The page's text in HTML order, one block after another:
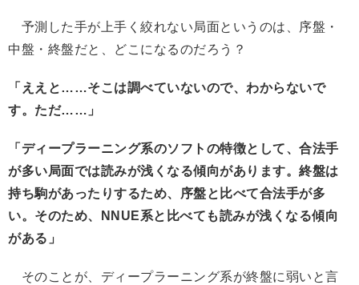
予測した手が上手く絞れない局面というのは、序盤・
中盤・終盤だと、どこになるのだろう？
「ええと……そこは調べていないので、わからないで
す。ただ……」
「ディープラーニング系のソフトの特徴として、合法手
が多い局面では読みが浅くなる傾向があります。終盤は
持ち駒があったりするため、序盤と比べて合法手が多
い。そのため、NNUE系と比べても読みが浅くなる傾向
がある」
そのことが、ディープラーニング系が終盤に弱いと言